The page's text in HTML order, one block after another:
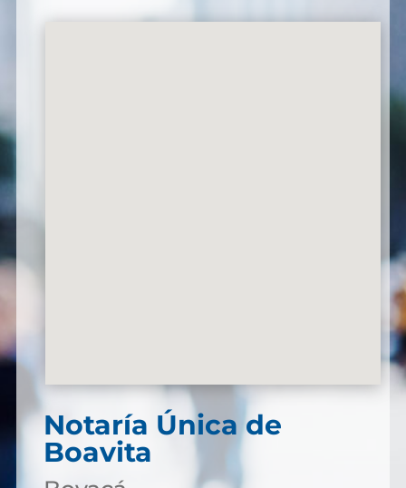
Notaría Única de
Boavita